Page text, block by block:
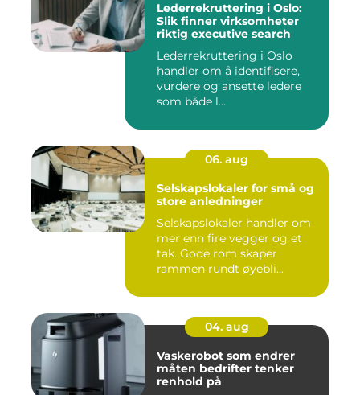
Lederrekruttering i Oslo:
Slik finner virksomheter
riktig executive search
Lederrekruttering i Oslo
handler om å identifisere,
vurdere og ansette ledere
som både l...
06. aug
Selskapslokaler for små og
store anledninger
Selskapslokaler handler om
mer enn fire vegger og et
tak. Gode rom skaper
rammen rundt øyebli...
04. aug
Vaskerobot som endrer
måten bedrifter tenker
renhold på